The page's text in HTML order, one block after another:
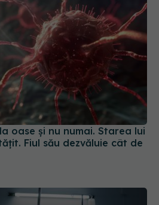
oase și nu numai. Starea lui
Fiul său dezvăluie cât de